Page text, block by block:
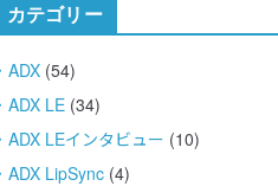
カテゴリー
ADX (54)
ADX LE (34)
ADX LEインタビュー (10)
ADX LipSync (4)